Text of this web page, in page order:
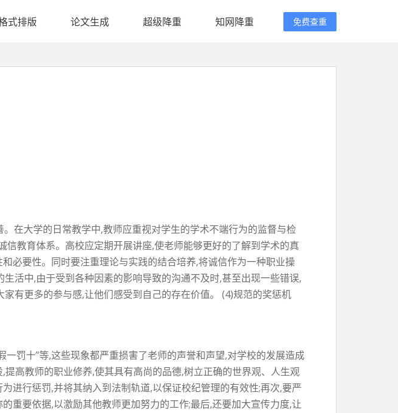
式排版 论文生成 超级降重 知网降重 免费查重
在大学的日常教学中,教师应重视对学生的学术不端行为的监督与检
教育体系。高校应定期开展讲座,使老师能够更好的了解到学术的真
必要性。同时要注重理论与实践的结合培养,将诚信作为一种职业操
活中,由于受到各种因素的影响导致的沟通不及时,甚至出现一些错误,
有更多的参与感,让他们感受到自己的存在价值。 (4)规范的奖惩机
罚十”等,这些现象都严重损害了老师的声誉和声望,对学校的发展造成
高教师的职业修养,使其具有高尚的品德,树立正确的世界观、人生观
进行惩罚,并将其纳入到法制轨道,以保证校纪管理的有效性;再次,要严
重要依据,以激励其他教师更加努力的工作;最后,还要加大宣传力度,让